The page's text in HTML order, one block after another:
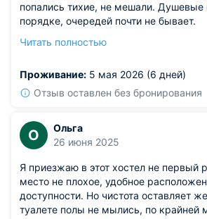
попались тихие, не мешали. Душевые
порядке, очередей почти не бывает.
впечатление, — освещение в общей
некомфортно, глаза устают. Хотелось
или ярче свет.
Читать полностью
Проживание: 5 мая 2026 (6 дней)
Отзыв оставлен без бронирования
О
Ольга
26 июня 2025
Я приезжаю в этот хостел не первый
место не плохое, удобное
доступности. Но чистота оставляет
туалете полы не мылись, по крайней